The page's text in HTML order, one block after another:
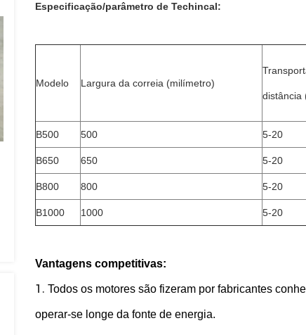
Especificação/parâmetro de Techincal:
Modelo Largura da correia (milímetro)
distância
B500 500 5-20
B650 650 5-20
B800 800 5-20
B1000 1000 5-20
Vantagens competitivas:
1. Todos os motores são fizeram por fabricantes
operar-se longe da fonte de energia.